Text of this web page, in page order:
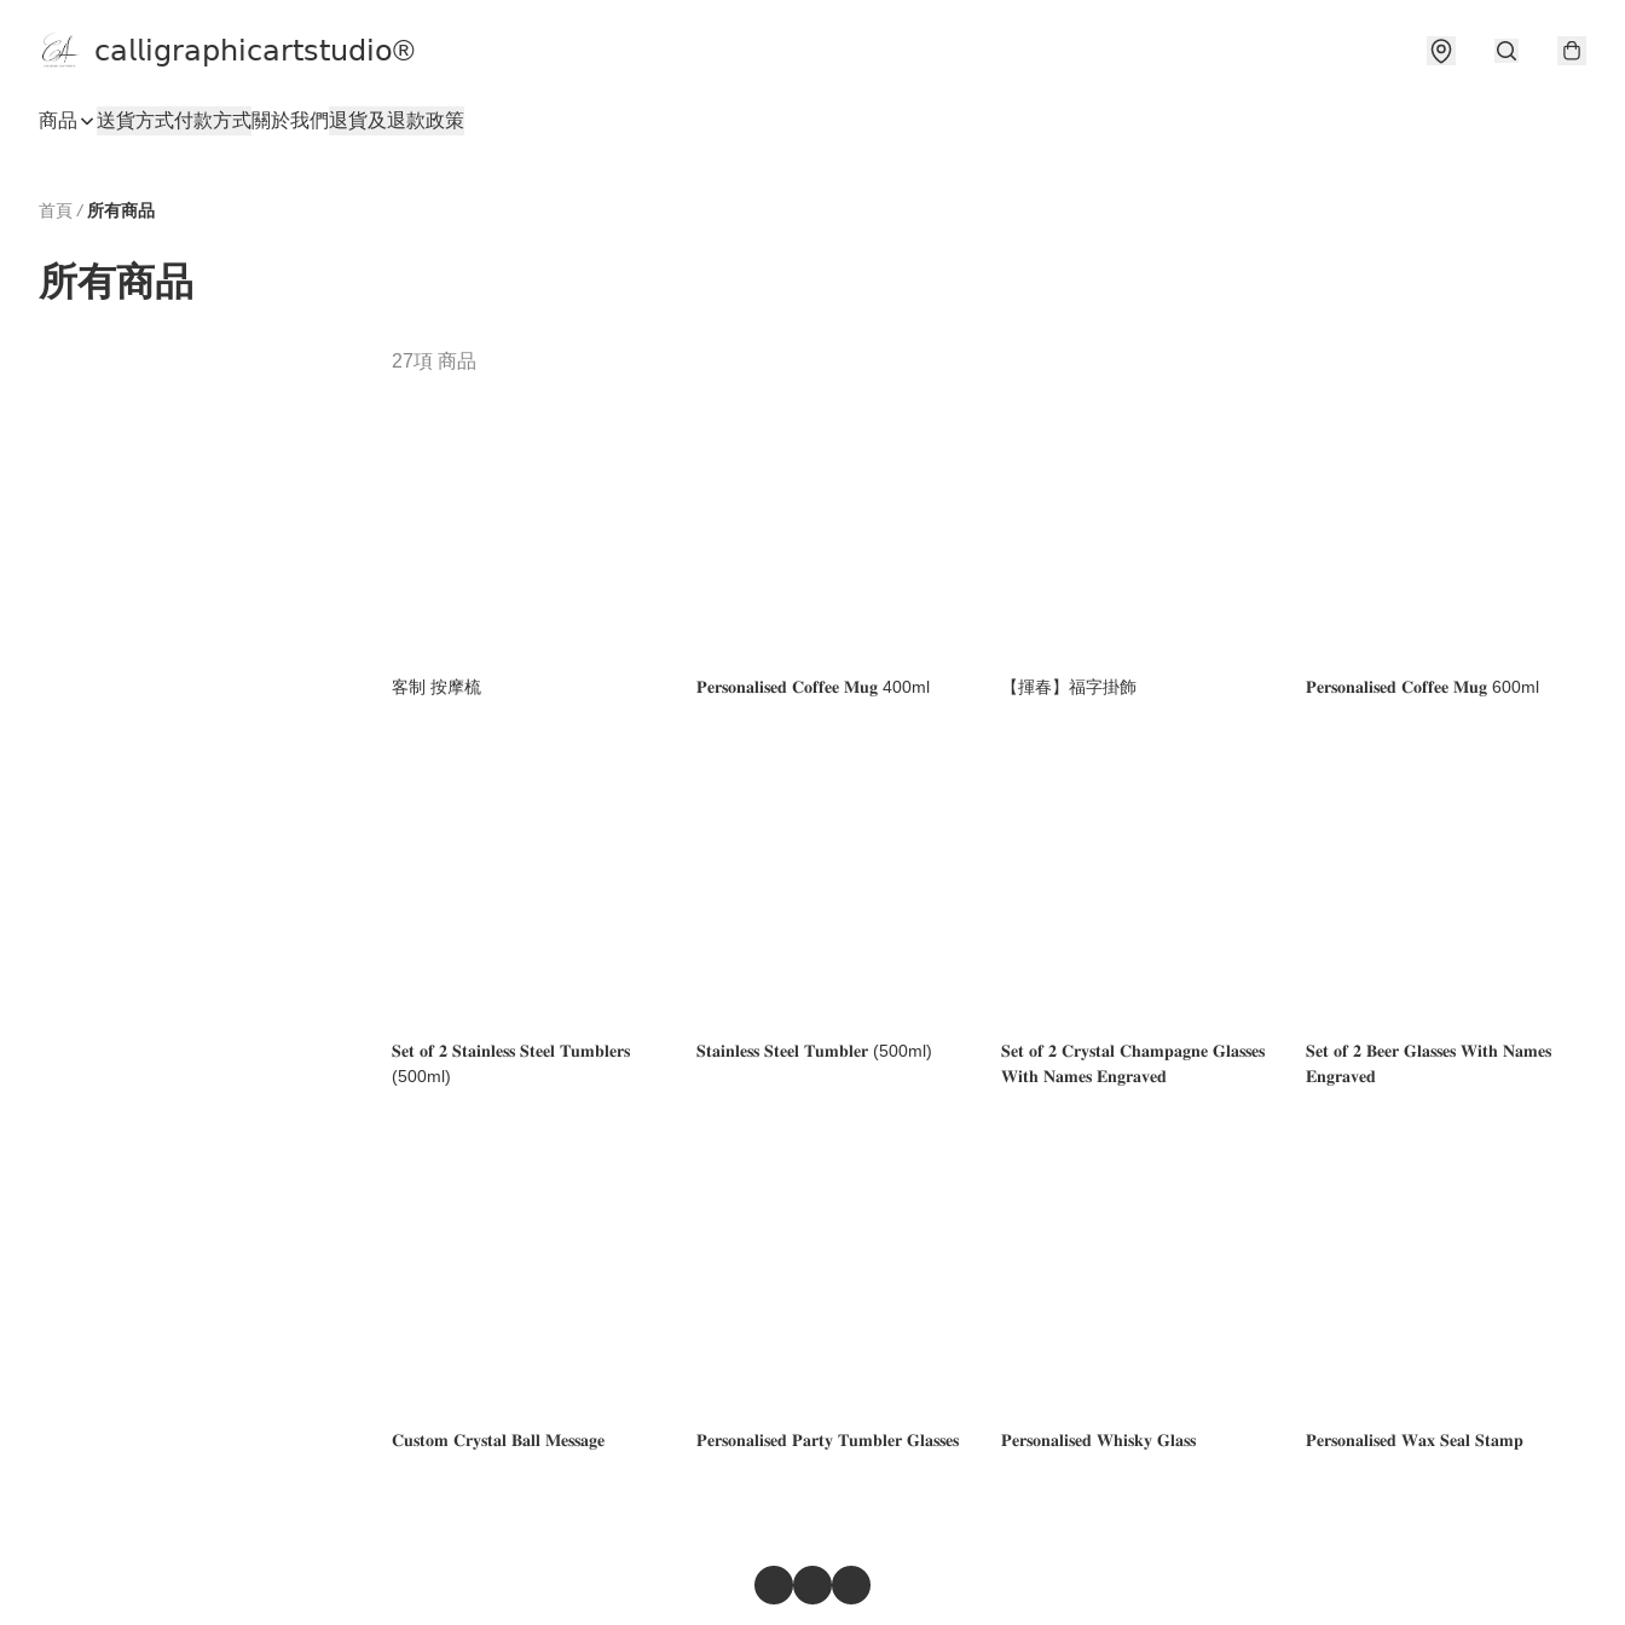
𝖼𝖺𝗅𝗅𝗂𝗀𝗋𝖺𝗉𝗁𝗂𝖼𝖺𝗋𝗍𝗌𝗍𝗎𝖽𝗂𝗈®
商品 送貨方式付款方式關於我們退貨及退款政策
首頁 / 所有商品
所有商品
27項 商品
客制 按摩梳 𝐏𝐞𝐫𝐬𝐨𝐧𝐚𝐥𝐢𝐬𝐞𝐝 𝐂𝐨𝐟𝐟𝐞𝐞 𝐌𝐮𝐠 400ml 【揮春】福字掛飾 𝐏𝐞𝐫𝐬𝐨𝐧𝐚𝐥𝐢𝐬𝐞𝐝 𝐂𝐨𝐟𝐟𝐞𝐞 𝐌𝐮𝐠 600ml
𝐒𝐞𝐭 𝐨𝐟 𝟐 𝐒𝐭𝐚𝐢𝐧𝐥𝐞𝐬𝐬 𝐒𝐭𝐞𝐞𝐥 𝐓𝐮𝐦𝐛𝐥𝐞𝐫𝐬
(500ml)
𝐒𝐭𝐚𝐢𝐧𝐥𝐞𝐬𝐬 𝐒𝐭𝐞𝐞𝐥 𝐓𝐮𝐦𝐛𝐥𝐞𝐫 (500ml)
𝐒𝐞𝐭 𝐨𝐟 𝟐 𝐂𝐫𝐲𝐬𝐭𝐚𝐥 𝐂𝐡𝐚𝐦𝐩𝐚𝐠𝐧𝐞 𝐆𝐥𝐚𝐬𝐬𝐞𝐬
𝐖𝐢𝐭𝐡 𝐍𝐚𝐦𝐞𝐬 𝐄𝐧𝐠𝐫𝐚𝐯𝐞𝐝
𝐒𝐞𝐭 𝐨𝐟 𝟐 𝐁𝐞𝐞𝐫 𝐆𝐥𝐚𝐬𝐬𝐞𝐬 𝐖𝐢𝐭𝐡 𝐍𝐚𝐦𝐞𝐬
𝐄𝐧𝐠𝐫𝐚𝐯𝐞𝐝
𝐂𝐮𝐬𝐭𝐨𝐦 𝐂𝐫𝐲𝐬𝐭𝐚𝐥 𝐁𝐚𝐥𝐥 𝐌𝐞𝐬𝐬𝐚𝐠𝐞 𝐏𝐞𝐫𝐬𝐨𝐧𝐚𝐥𝐢𝐬𝐞𝐝 𝐏𝐚𝐫𝐭𝐲 𝐓𝐮𝐦𝐛𝐥𝐞𝐫 𝐆𝐥𝐚𝐬𝐬𝐞𝐬 𝐏𝐞𝐫𝐬𝐨𝐧𝐚𝐥𝐢𝐬𝐞𝐝 𝐖𝐡𝐢𝐬𝐤𝐲 𝐆𝐥𝐚𝐬𝐬 𝐏𝐞𝐫𝐬𝐨𝐧𝐚𝐥𝐢𝐬𝐞𝐝 𝐖𝐚𝐱 𝐒𝐞𝐚𝐥 𝐒𝐭𝐚𝐦𝐩